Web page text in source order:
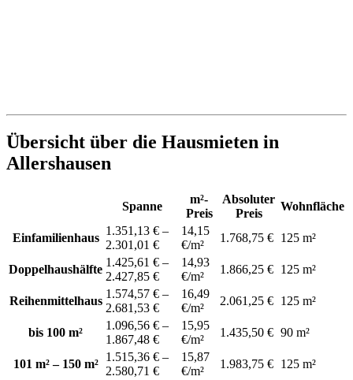
Übersicht über die Hausmieten in
Allershausen
Spanne
m²-
Preis
Absoluter
Preis
Wohnfläche
Einfamilienhaus
1.351,13 € –
2.301,01 €
14,15
€/m²
1.768,75 € 125 m²
Doppelhaushälfte
1.425,61 € –
2.427,85 €
14,93
€/m²
1.866,25 € 125 m²
Reihenmittelhaus
1.574,57 € –
2.681,53 €
16,49
€/m²
2.061,25 € 125 m²
bis 100 m²
1.096,56 € –
1.867,48 €
15,95
€/m²
1.435,50 € 90 m²
101 m² – 150 m²
1.515,36 € –
2.580,71 €
15,87
€/m²
1.983,75 € 125 m²